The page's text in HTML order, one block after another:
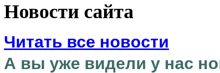
Новости сайта
Читать все новости
А вы уже видели у нас